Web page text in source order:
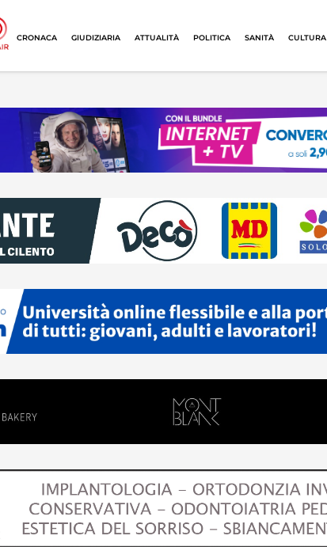
CRONACA GIUDIZIARIA ATTUALITÀ POLITICA SANITÀ CULTURA